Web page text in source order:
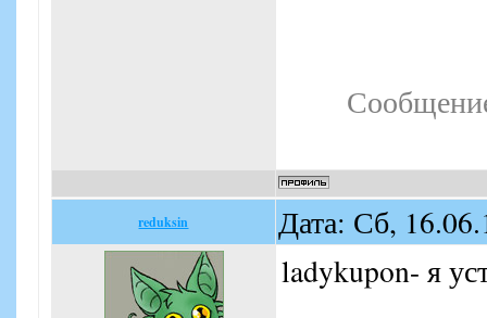
reduksin Дата: Сб,
ladykupon- я